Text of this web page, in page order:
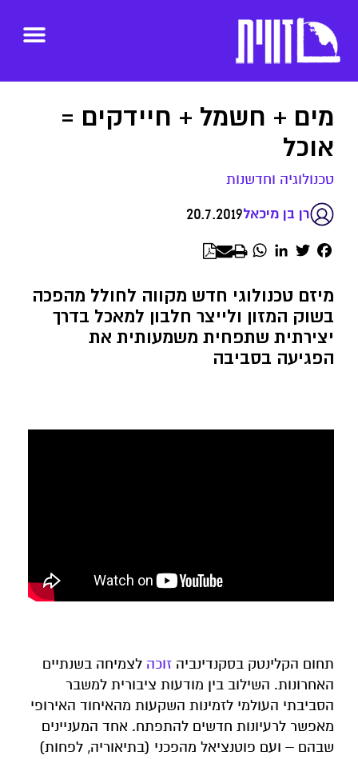
מים + חשמל + חיידקים =
אוכל
טכנולוגיה וחדשנות
רן בן מיכאל20.7.2019
Facebook
Twitter
LinkedIn
WhatsApp
מיזם טכנולוגי חדש מקווה לחולל מהפכה
בשוק המזון ולייצר חלבון למאכל בדרך
יצירתית שתפחית משמעותית את
הפגיעה בסביבה
תחום הקלינטק בסקנדינביה זוכה לצמיחה בשנתיים
האחרונות. השילוב בין מודעות ציבורית למשבר
הסביבתי העולמי לזמינות השקעות מהאיחוד האירופי
מאפשר לרעיונות חדשים להתפתח. אחד המעניינים
שבהם – ועם פוטנציאל מהפכני (בתיאוריה, לפחות)